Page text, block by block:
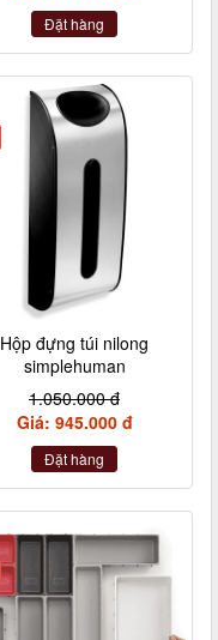
Đặt hàng
Hộp đựng túi nilong
simplehuman
1.050.000 đ
Giá: 945.000 đ
Đặt hàng